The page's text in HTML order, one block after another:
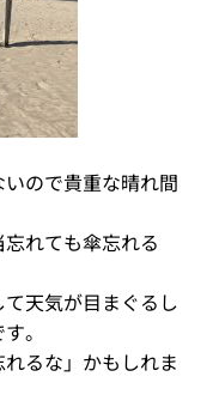
ので貴重な晴れ間
れても傘忘れる
天気が目まぐるし
。
るな」かもしれま